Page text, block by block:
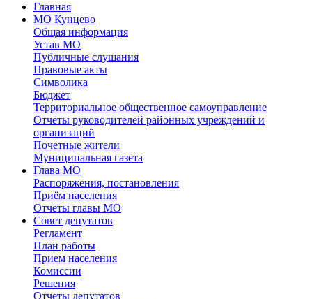
Главная
МО Кунцево
Общая информация
Устав МО
Публичные слушания
Правовые акты
Символика
Бюджет
Территориальное общественное самоуправление
Отчёты руководителей районных учреждений и
организаций
Почетные жители
Муниципальная газета
Глава МО
Распоряжения, постановления
Приём населения
Отчёты главы МО
Совет депутатов
Регламент
План работы
Прием населения
Комиссии
Решения
Отчеты депутатов